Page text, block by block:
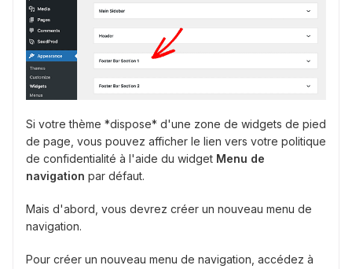
Si votre thème *dispose* d'une zone de widgets de pied
de page, vous pouvez afficher le lien vers votre politique
de confidentialité à l'aide du widget Menu de
navigation par défaut.
Mais d'abord, vous devrez créer un nouveau menu de
navigation.
Pour créer un nouveau menu de navigation, accédez à